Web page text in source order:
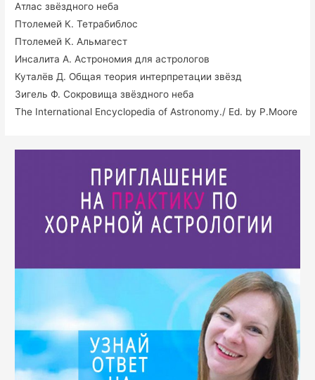
Атлас звёздного неба
Птолемей К. Тетрабиблос
Птолемей К. Альмагест
Инсалита А. Астрономия для астрологов
Куталёв Д. Общая теория интерпретации звёзд
Зигель Ф. Сокровища звёздного неба
The International Encyclopedia of Astronomy./ Ed. by P.Moore